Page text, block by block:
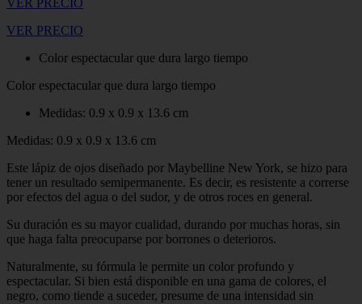
VER PRECIO
Color espectacular que dura largo tiempo
Color espectacular que dura largo tiempo
Medidas: 0.9 x 0.9 x 13.6 cm
Medidas: 0.9 x 0.9 x 13.6 cm
Este lápiz de ojos diseñado por Maybelline New York, se hizo para
tener un resultado semipermanente. Es decir, es resistente a correrse
por efectos del agua o del sudor, y de otros roces en general.
Su duración es su mayor cualidad, durando por muchas horas, sin
que haga falta preocuparse por borrones o deterioros.
Naturalmente, su fórmula le permite un color profundo y
espectacular. Si bien está disponible en una gama de colores, el
negro, como tiende a suceder, presume de una intensidad sin